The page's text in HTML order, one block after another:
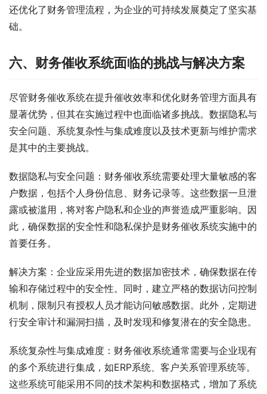
还优化了财务管理流程，为企业的可持续发展奠定了坚实基
础。
六、财务催收系统面临的挑战与解决方案
尽管财务催收系统在提升催收效率和优化财务管理方面具有
显著优势，但其在实施过程中也面临诸多挑战。数据隐私与
安全问题、系统复杂性与集成难度以及技术更新与维护需求
是其中的主要挑战。
数据隐私与安全问题：财务催收系统需要处理大量敏感的客
户数据，包括个人身份信息、财务记录等。这些数据一旦泄
露或被滥用，将对客户隐私和企业的声誉造成严重影响。因
此，确保数据的安全性和隐私保护是财务催收系统实施中的
首要任务。
解决方案：企业应采用先进的数据加密技术，确保数据在传
输和存储过程中的安全性。同时，建立严格的数据访问控制
机制，限制只有授权人员才能访问敏感数据。此外，定期进
行安全审计和漏洞扫描，及时发现和修复潜在的安全隐患。
系统复杂性与集成难度：财务催收系统通常需要与企业现有
的多个系统进行集成，如ERP系统、客户关系管理系统等。
这些系统可能采用不同的技术架构和数据格式，增加了系统